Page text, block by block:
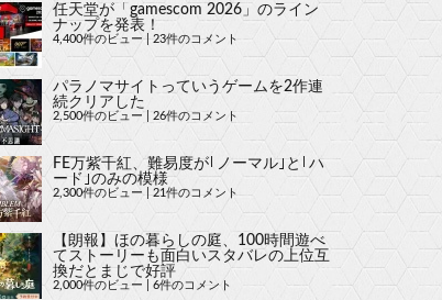
任天堂が「gamescom 2026」のライン
ナップを発表！
4,400件のビュー| 23件のコメント
パラノマサイトっていうゲームを2作連
続クリアした
2,500件のビュー| 26件のコメント
FE万紫千紅、難易度が｢ノーマル｣と｢ハ
ード｣のみの模様
2,300件のビュー| 21件のコメント
【朗報】ほの暮らしの庭、100時間遊べ
てストーリーも面白いスタバレの上位互
換だとまじで好評
2,000件のビュー 6件のコメント